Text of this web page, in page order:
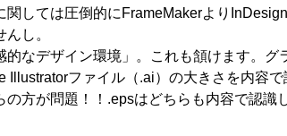
関しては圧倒的にFrameMakerより
し。
的なデザイン環境」。これも頷けます。
Illustratorファイル（.ai）の大きさを内容
の方が問題！！.epsはどちらも内容で認識